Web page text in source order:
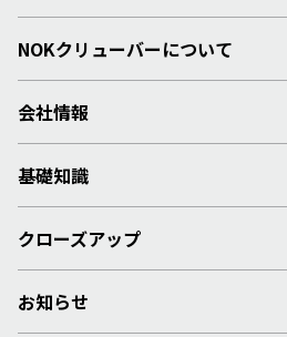
NOKクリューバーについて
会社情報
基礎知識
クローズアップ
お知らせ